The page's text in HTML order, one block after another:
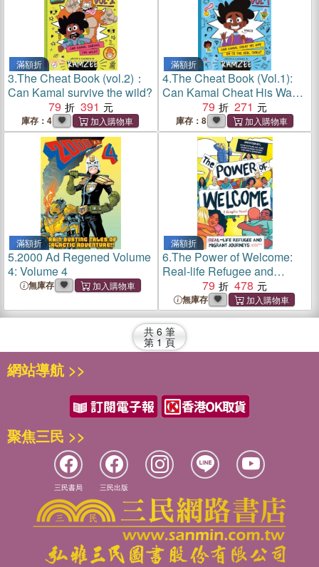
滿額折
3.The Cheat Book (vol.2)：
Can Kamal survive the wild?
79
391
庫存：4
滿額折
4.The Cheat Book (Vol.1):
Can Kamal Cheat His Way
on to the Cool Table?
79 271
庫存：8
滿額折
5.2000 Ad Regened Volume
4: Volume 4
無庫存
滿額折
6.The Power of Welcome:
Real-life Refugee and
Migrant Journeys
79 478
無庫存
共 6 筆
第 1 頁
網站導航 >>
聚焦三民 >>
三民書局 三民出版